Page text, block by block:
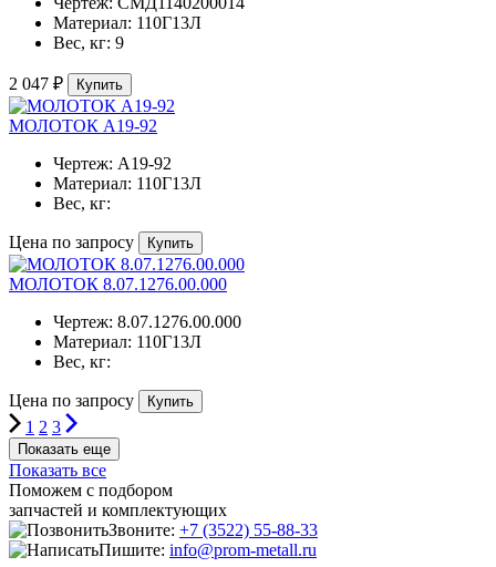
Материал: 110Г13Л
Вес, кг: 9
2 047 ₽ Купить
МОЛОТОК А19-92
Чертеж: А19-92
Материал: 110Г13Л
Вес, кг:
Цена по запросу Купить
МОЛОТОК 8.07.1276.00.000
Чертеж: 8.07.1276.00.000
Материал: 110Г13Л
Вес, кг:
Цена по запросу Купить
1 2 3
Показать еще
Показать все
Поможем с подбором
запчастей и комплектующих
Звоните: +7 (3522) 55-88-33
Пишите: info@prom-metall.ru